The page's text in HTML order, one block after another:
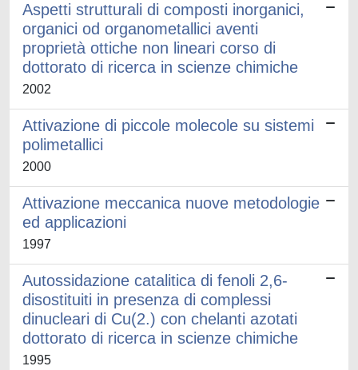
Aspetti strutturali di composti inorganici,
organici od organometallici aventi
proprietà ottiche non lineari corso di
dottorato di ricerca in scienze chimiche
2002
Attivazione di piccole molecole su sistemi
polimetallici
2000
Attivazione meccanica nuove metodologie
ed applicazioni
1997
Autossidazione catalitica di fenoli 2,6-
disostituiti in presenza di complessi
dinucleari di Cu(2.) con chelanti azotati
dottorato di ricerca in scienze chimiche
1995